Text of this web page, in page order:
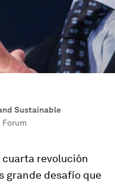
Sustainable
revolución
grande desafío que